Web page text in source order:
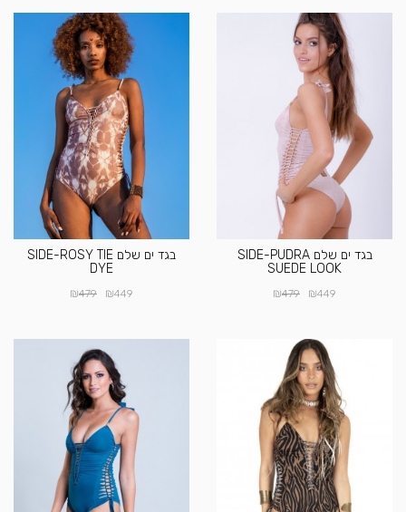
בגד ים שלם SIDE-PUDRA
SUEDE LOOK
₪449
₪479
בגד ים שלם SIDE-ROSY TIE
DYE
₪449
₪479